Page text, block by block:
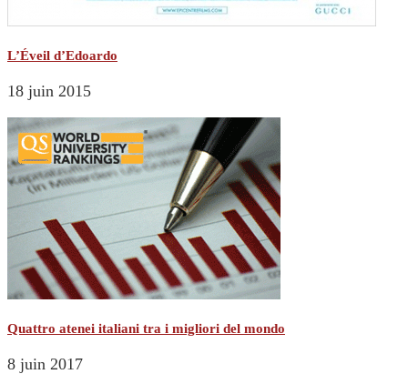
L’Éveil d’Edoardo
18 juin 2015
Quattro atenei italiani tra i migliori del mondo
8 juin 2017